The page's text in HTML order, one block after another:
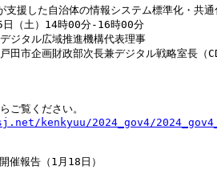
した自治体の情報システム標準化・共通
土）14時00分-16時00分
タル広域推進機構代表理事
財政部次長兼デジタル戦略室長（
覧ください。
kenkyuu/2024_gov4/
催報告（1月18日）